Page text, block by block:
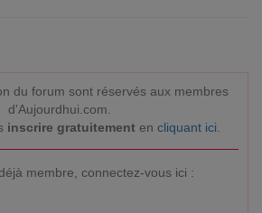
du forum sont réservés aux membres
d'Aujourdhui.com.
inscrire gratuitementen cliquant ici
membre, connectez-vous ici :